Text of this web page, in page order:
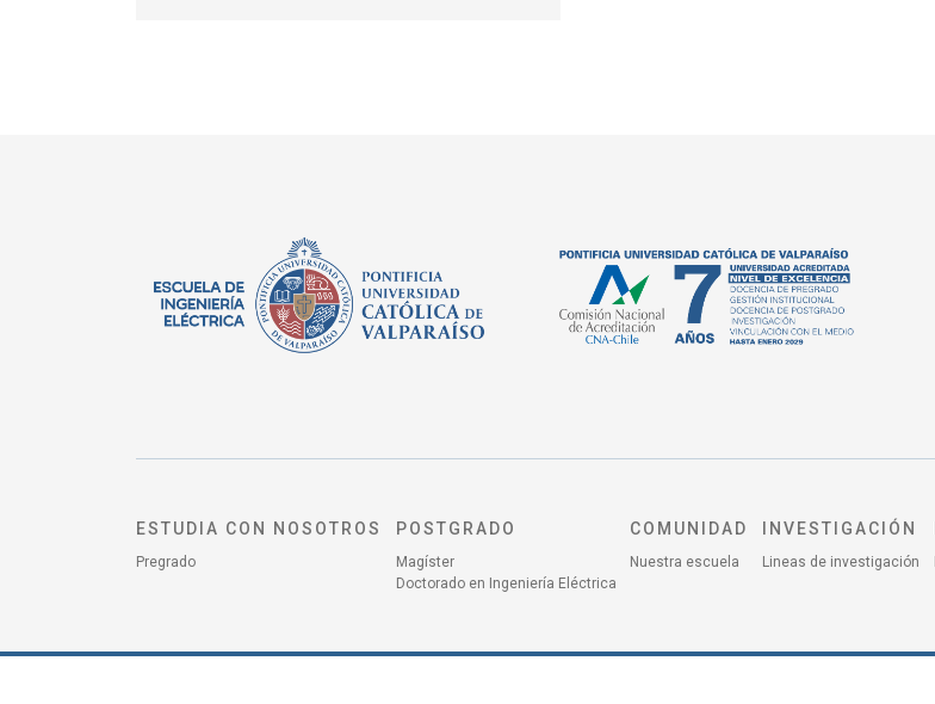
ESTUDIA CON NOSOTROS
Pregrado
POSTGRADO
Magíster
Doctorado en Ingeniería Eléctrica
COMUNIDAD
Nuestra escuela
INVESTIGACIÓN
Lineas de investigación